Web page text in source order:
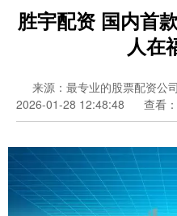
胜宇配资 国内首
人在
来源：最专业的股票配资公司
2026-01-28 12:48:48
查看